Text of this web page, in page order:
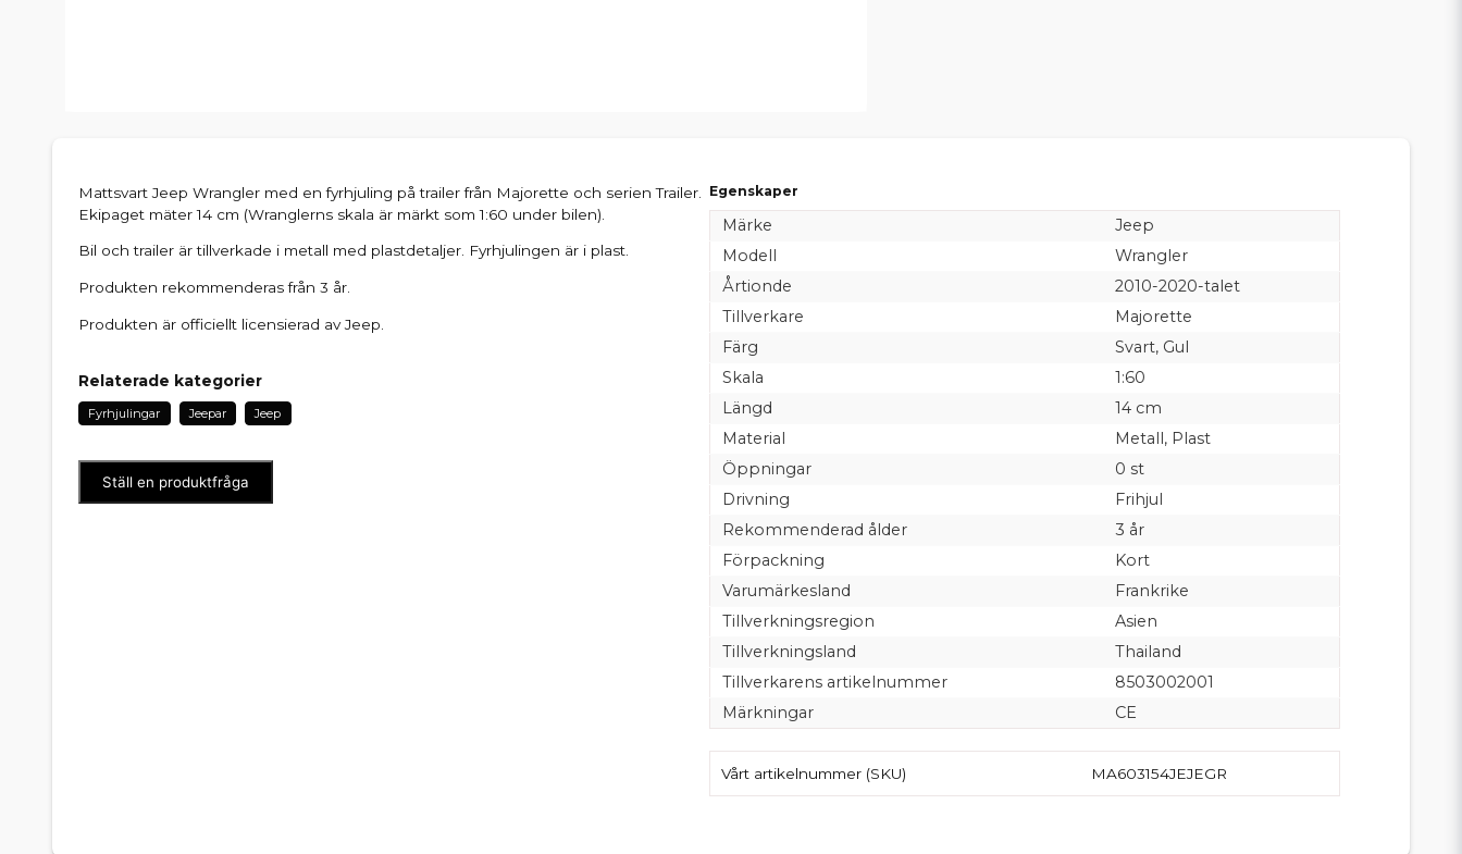
Mattsvart Jeep Wrangler med en fyrhjuling på trailer från Majorette och serien Trailer.
Ekipaget mäter 14 cm (Wranglerns skala är märkt som 1:60 under bilen).
Bil och trailer är tillverkade i metall med plastdetaljer. Fyrhjulingen är i plast.
Produkten rekommenderas från 3 år.
Produkten är officiellt licensierad av Jeep.
Relaterade kategorier
Fyrhjulingar Jeepar Jeep
Ställ en produktfråga
Egenskaper
Märke
Jeep
Modell
Wrangler
Årtionde
2010-2020-talet
Tillverkare
Majorette
Färg
Svart, Gul
Skala
1:60
Längd
14 cm
Material
Metall, Plast
Öppningar
0 st
Drivning
Frihjul
Rekommenderad ålder
3 år
Förpackning
Kort
Varumärkesland
Frankrike
Tillverkningsregion
Asien
Tillverkningsland
Thailand
Tillverkarens artikelnummer
8503002001
Märkningar
CE
Vårt artikelnummer (SKU) MA603154JEJEGR